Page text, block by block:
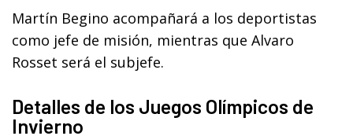
Martín Begino acompañará a los deportistas
como jefe de misión, mientras que Alvaro
Rosset será el subjefe.
Detalles de los Juegos Olímpicos de
Invierno